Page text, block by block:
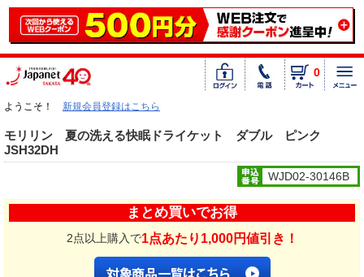
0
ようこそ！ 新規会員登録はこちら
モリリン 夏の洗える快眠ドライケット ダブル ピンク
JSH32DH
WJD02-30146B
まとめ買いでお得
2点以上購入で1点あたり1,000円値引き！